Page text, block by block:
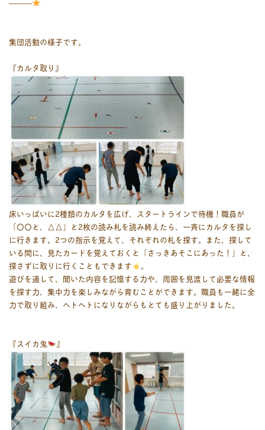
———
集団活動の様子です。
『カルタ取り』
床いっぱいに2種類のカルタを広げ、スタートラインで待機！職員が
「〇〇と、△△」と2枚の読み札を読み終えたら、一斉にカルタを探し
に行きます。2つの指示を覚えて、それぞれの札を探す。また、探して
いる間に、見たカードを覚えておくと「さっきあそこにあった！」と、
探さずに取りに行くこともできます
。
遊びを通して、聞いた内容を記憶する力や、周囲を見渡して必要な情報
を探す力、集中力を楽しみながら育むことができます。職員も一緒に全
力で取り組み、ヘトヘトになりながらもとても盛り上がりました。
『スイカ鬼 』